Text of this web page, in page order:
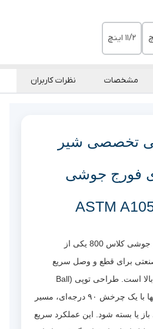
۱۱/۲ اینچ
مشخصات نظرات کاربران
تخصصی شیر
فورج جوشی
شیر گازی فولادی فورج جوشی کلاس 800 یکی از
برای قطع و وصل سریع
جریان در خطوط فشار بالا است. طراحی توپی (Ball
Valve) باعث می‌شود تنها با یک چرخش ۹۰ درجه‌ای، مسیر
یا بسته شود. این عملکرد سریع